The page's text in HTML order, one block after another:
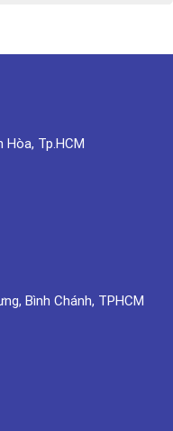
Hòa, Tp.HCM
Bình Chánh, TPHCM